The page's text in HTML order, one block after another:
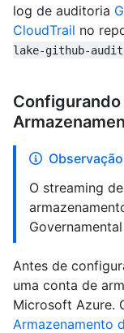
log de auditoria
CloudTrail no
lake-github-
Observação
O streaming
Antes de
uma conta de
Microsoft Azure.
Armazenamento